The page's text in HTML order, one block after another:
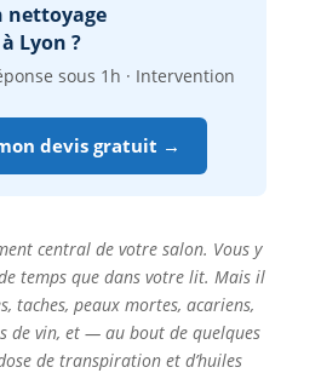
nettoyage
Lyon ?
sous 1h · Intervention
devis gratuit →
central de votre salon. Vous y
temps que dans votre lit. Mais il
taches, peaux mortes, acariens,
de vin, et — au bout de quelques
de transpiration et d’huiles